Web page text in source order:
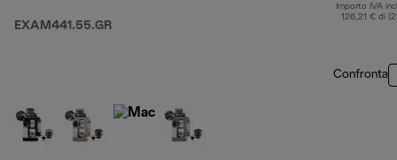
EXAM441.55.GR
Importo IVA
126,21 € di
Confronta